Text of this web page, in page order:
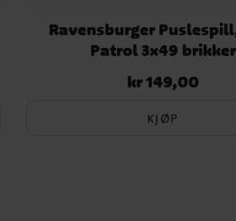
Ravensburger
Patrol 3x49 brikker
Pris :kr 149,00
kr 149,00
KJØP